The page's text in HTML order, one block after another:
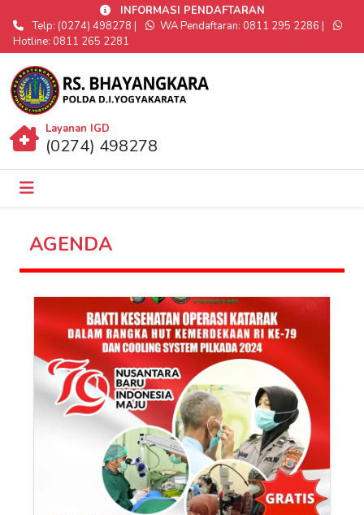
INFORMASI PENDAFTARAN
Telp: (0274) 498278 |
WA Pendaftaran: 0811 295 2286 |
Hotline: 0811 265 2281
Layanan IGD
(0274) 498278
AGENDA